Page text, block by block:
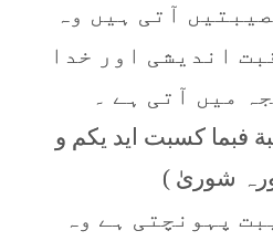
آتی ہیں وہ
اندیشی اور خدا
میں آتی ہے ۔
فبما کسبت اید یکم و
شوریٰ )
پہونچتی ہے وہ